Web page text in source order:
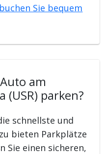
Sie bequem
am
(USR) parken?
schnellste und
bieten Parkplätze
Sie einen sicheren,